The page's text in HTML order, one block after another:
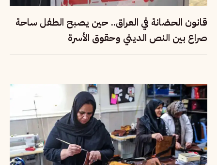
قانون الحضانة في العراق.. حين يصبح الطفل ساحة
صراع بين النص الديني وحقوق الأسرة